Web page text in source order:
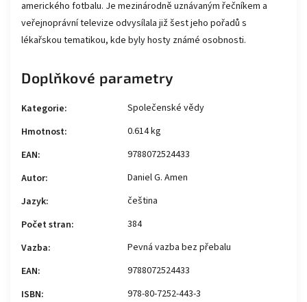
amerického fotbalu. Je mezinárodně uznávaným řečníkem a
veřejnoprávní televize odvysílala již šest jeho pořadů s
lékařskou tematikou, kde byly hosty známé osobnosti.
Doplňkové parametry
Kategorie:
Společenské vědy
Hmotnost:
0.614 kg
EAN:
9788072524433
Autor:
Daniel G. Amen
Jazyk:
čeština
Počet stran:
384
Vazba:
Pevná vazba bez přebalu
EAN:
9788072524433
ISBN:
978-80-7252-443-3